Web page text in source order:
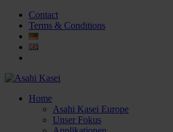
Contact
Terms & Conditions
Home
Asahi Kasei Europe
Unser Fokus